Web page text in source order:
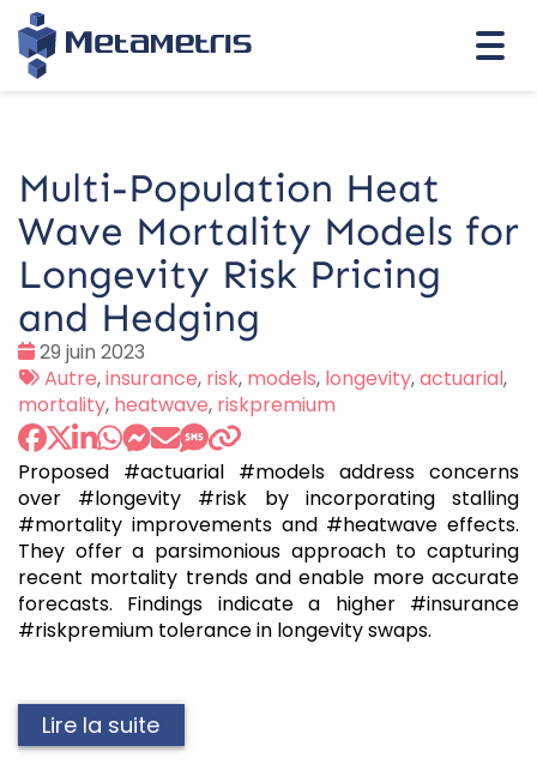
Multi-Population Heat
Wave Mortality Models for
Longevity Risk Pricing
and Hedging
Date
:
29 juin 2023
Tags
:
Autre,insurance, risk, models, longevity,actuarial,
mortality, heatwave, riskpremium
Proposed #actuarial #models address concerns
over #longevity #risk by incorporating stalling
#mortality improvements and #heatwave effects.
They offer a parsimonious approach to capturing
recent mortality trends and enable more accurate
forecasts. Findings indicate a higher #insurance
#riskpremium tolerance in longevity swaps.
Lire la suite